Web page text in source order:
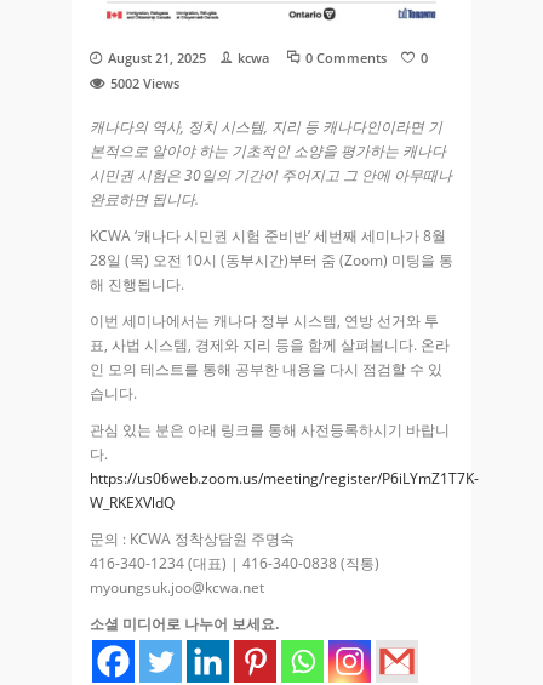
August 21, 2025 kcwa 0 Comments
0
5002 Views
캐나다의 역사, 정치 시스템, 지리 등 캐나다인이라면 기
본적으로 알아야 하는 기초적인 소양을 평가하는 캐나다
시민권 시험은 30일의 기간이 주어지고 그 안에 아무때나
완료하면 됩니다.
KCWA ‘캐나다 시민권 시험 준비반’ 세번째 세미나가 8월
28일 (목) 오전 10시 (동부시간)부터 줌 (Zoom) 미팅을 통
해 진행됩니다.
이번 세미나에서는 캐나다 정부 시스템, 연방 선거와 투
표, 사법 시스템, 경제와 지리 등을 함께 살펴봅니다. 온라
인 모의 테스트를 통해 공부한 내용을 다시 점검할 수 있
습니다.
관심 있는 분은 아래 링크를 통해 사전등록하시기 바랍니
다.
https://us06web.zoom.us/meeting/register/P6iLYmZ1T7K-
W_RKEXVldQ
문의 : KCWA 정착상담원 주명숙
416-340-1234 (대표) | 416-340-0838 (직통)
myoungsuk.joo@kcwa.net
소셜 미디어로 나누어 보세요.